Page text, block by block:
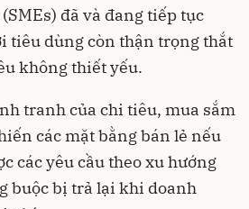
đã và đang tiếp tục
tiêu dùng còn thận trọng thắt
không thiết yếu.
tranh của chi tiêu, mua sắm
các mặt bằng bán lẻ nếu
các yêu cầu theo xu hướng
buộc bị trả lại khi doanh